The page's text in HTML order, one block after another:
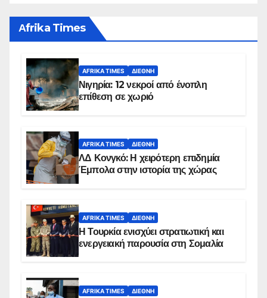
Αfrika Times
AFRIKA TIMES ΔΙΕΘΝΉ
Νιγηρία: 12 νεκροί από ένοπλη
επίθεση σε χωριό
AFRIKA TIMES ΔΙΕΘΝΉ
ΛΔ Κονγκό: Η χειρότερη επιδημία
Έμπολα στην ιστορία της χώρας
AFRIKA TIMES ΔΙΕΘΝΉ
Η Τουρκία ενισχύει στρατιωτική και
ενεργειακή παρουσία στη Σομαλία
AFRIKA TIMES ΔΙΕΘΝΉ